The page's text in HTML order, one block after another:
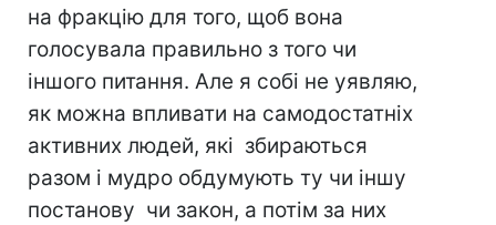
на фракцію для того, щоб вона
голосувала правильно з того чи
іншого питання. Але я собі не уявляю,
як можна впливати на самодостатніх
активних людей, які збираються
разом і мудро обдумують ту чи іншу
постанову чи закон, а потім за них